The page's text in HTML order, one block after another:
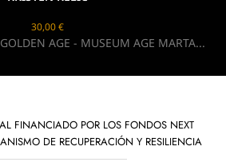
AGE MARTA...
FINANCIADO POR LOS FONDOS NEXT
DE RECUPERACIÓN Y RESILIENCIA